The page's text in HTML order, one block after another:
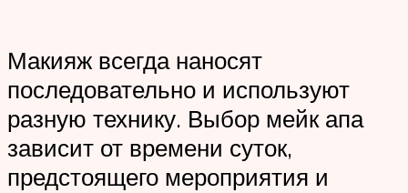
Макияж всегда наносят
последовательно и используют
разную технику. Выбор мейк апа
зависит от времени суток,
предстоящего мероприятия и